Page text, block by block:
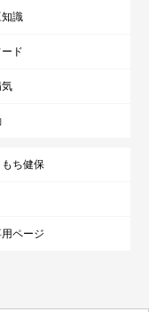
識
ド
ち健保
ページ